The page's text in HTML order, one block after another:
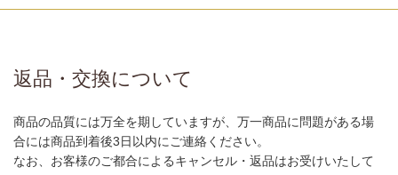
返品・交換について
商品の品質には万全を期していますが、万一商品に問題がある場
合には商品到着後3日以内にご連絡ください。
なお、お客様のご都合によるキャンセル・返品はお受けいたして